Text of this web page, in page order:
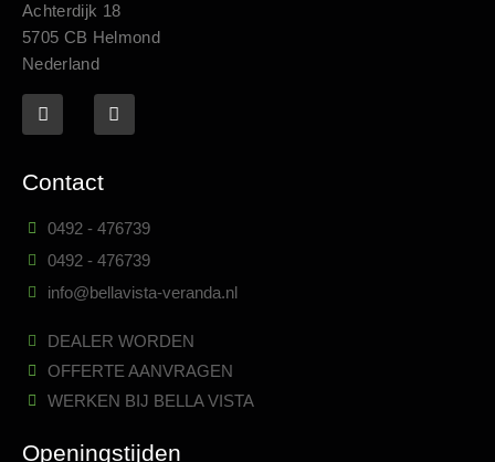
Achterdijk 18
5705 CB Helmond
Nederland
Contact
0492 - 476739
0492 - 476739
info@bellavista-veranda.nl
DEALER WORDEN
OFFERTE AANVRAGEN
WERKEN BIJ BELLA VISTA
Openingstijden